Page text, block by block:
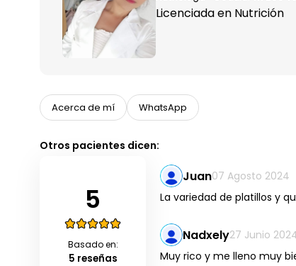
Licenciada en Nutrición
Acerca de mí WhatsApp
Otros pacientes dicen:
5
Basado en:
5 reseñas
Juan07 Agosto 2024
La variedad de platillos y
Nadxely27 Junio
Muy rico y me lleno muy